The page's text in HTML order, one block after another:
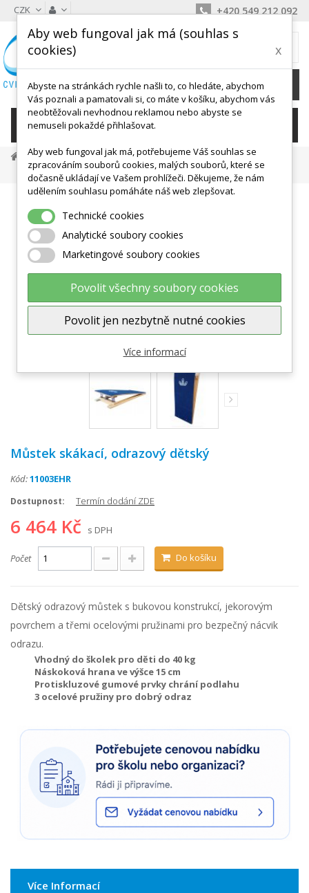
CZK +420 549 212 092
0 Kč
KATEGORIE
Tělocvičné Nářadí
Ostatní Do Tělocvičny
Můstek Skákací, Odrazový Dětský
Zobrazit větší
Můstek skákací, odrazový dětský
Kód:11003EHR
Dostupnost: Termín dodání ZDE
6 464 Kč s DPH
Počet Do košíku
Dětský odrazový můstek s bukovou konstrukcí, jekorovým
povrchem a třemi ocelovými pružinami pro bezpečný nácvik
odrazu.
Vhodný do školek pro děti do 40 kg
Náskoková hrana ve výšce 15 cm
Protiskluzové gumové prvky chrání podlahu
3 ocelové pružiny pro dobrý odraz
Více Informací
Aby web fungoval jak má (souhlas s
cookies)
x
Abyste na stránkách rychle našli to, co hledáte, abychom
Vás poznali a pamatovali si, co máte v košíku, abychom vás
neobtěžovali nevhodnou reklamou nebo abyste se
nemuseli pokaždé přihlašovat.
Aby web fungoval jak má, potřebujeme Váš souhlas se
zpracováním souborů cookies, malých souborů, které se
dočasně ukládají ve Vašem prohlížeči. Děkujeme, že nám
udělením souhlasu pomáháte náš web zlepšovat.
Technické cookies
Analytické soubory cookies
Marketingové soubory cookies
Povolit všechny soubory cookies
Povolit jen nezbytně nutné cookies
Více informací